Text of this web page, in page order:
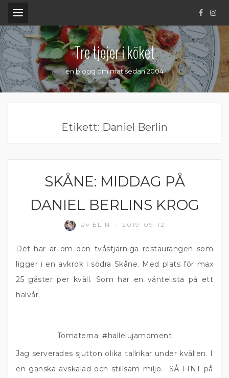
.
Tre tjejer i köket
en blogg om mat sedan 2004
Etikett: Daniel Berlin
ÄTA UTESKÅNE: MIDDAG PÅ
DANIEL BERLINS KROG
av ELIN 2019-09-12
Det här är om den tvåstjärniga restaurangen som
ligger i en avkrok i södra Skåne. Med plats för max
25 gäster per kväll. Som har en väntelista på ett
halvår.
Tomaterna. #hallelujamoment
Jag serverades sjutton olika tallrikar under kvällen. I
en ganska avskalad och stillsam miljö. SÅ FINT på